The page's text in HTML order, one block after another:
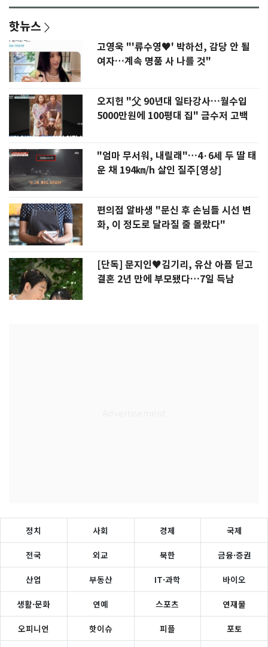
핫뉴스
고영욱 "'류수영♥' 박하선, 감당 안 될
여자…계속 명품 사 나를 것"
오지헌 "父 90년대 일타강사…월수입
5000만원에 100평대 집" 금수저 고백
"엄마 무서워, 내릴래"…4·6세 두 딸 태
운 채 194㎞/h 살인 질주[영상]
편의점 알바생 "문신 후 손님들 시선 변
화, 이 정도로 달라질 줄 몰랐다"
[단독] 문지인♥김기리, 유산 아픔 딛고
결혼 2년 만에 부모됐다…7일 득남
정치 사회 경제 국제
전국 외교 북한 금융·증권
산업 부동산 IT·과학 바이오
생활·문화 연예 스포츠 연재물
오피니언 핫이슈 피플 포토